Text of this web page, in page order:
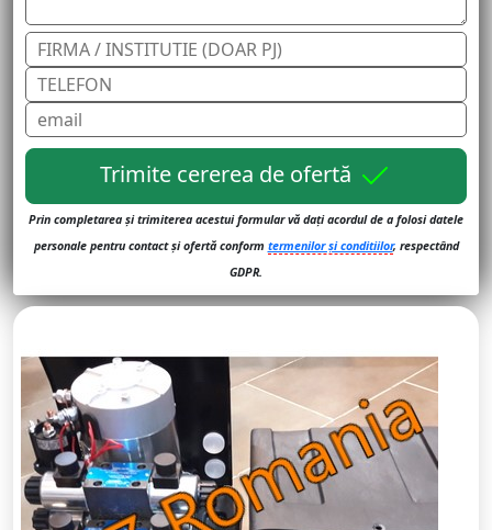
Trimite cererea de ofertă
Prin completarea și trimiterea acestui formular vă dați acordul de a folosi datele
personale pentru contact și ofertă conform termenilor și conditiilor, respectând
GDPR.